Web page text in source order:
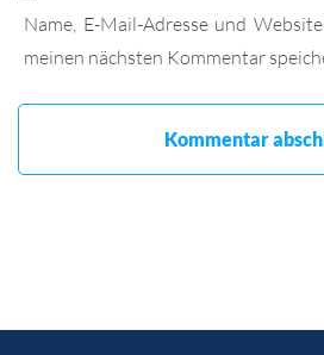
Name, E-Mail-Adresse und
meinen nächsten Kommentar